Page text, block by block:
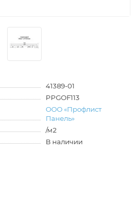
41389-01
PPGOF113
ООО «Профлист
Панель»
/м2
В наличии